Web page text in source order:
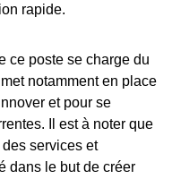
rapide.
ce poste se charge du
notamment en place
et pour se
Il est à noter que
services et
dans le but de créer